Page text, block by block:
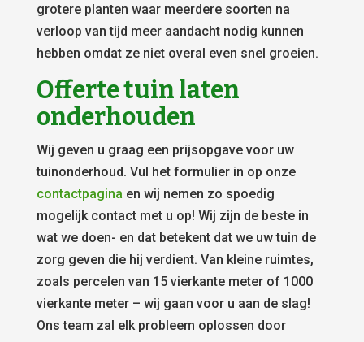
grotere planten waar meerdere soorten na
verloop van tijd meer aandacht nodig kunnen
hebben omdat ze niet overal even snel groeien.
Offerte tuin laten
onderhouden
Wij geven u graag een prijsopgave voor uw
tuinonderhoud. Vul het formulier in op onze
contactpagina en wij nemen zo spoedig
mogelijk contact met u op! Wij zijn de beste in
wat we doen- en dat betekent dat we uw tuin de
zorg geven die hij verdient. Van kleine ruimtes,
zoals percelen van 15 vierkante meter of 1000
vierkante meter – wij gaan voor u aan de slag!
Ons team zal elk probleem oplossen door